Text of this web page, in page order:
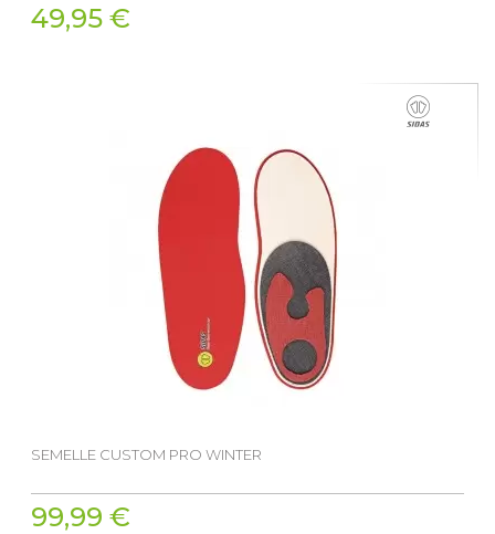
49,95 €
SEMELLE CUSTOM PRO WINTER
99,99 €